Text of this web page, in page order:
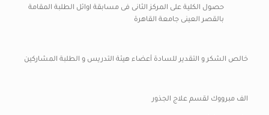
حصول الكلية على المركز الثانى فى مسابقة اوائل الطلبة المقامة
بالقصر العينى جامعة القاهرة
خالص الشكر و التقدير للسادة أعضاء هيئة التدريس و الطلبة المشاركين
الف مبرووك لقسم علاج الجذور